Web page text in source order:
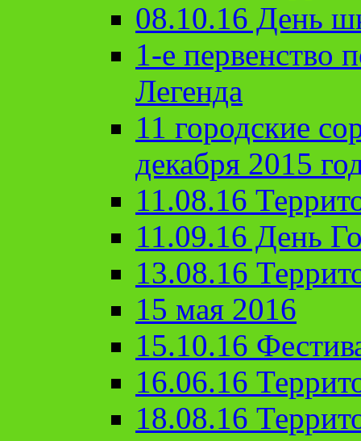
08.10.16 День
1-е первенство
Легенда
11 городские
декабря 2015
11.08.16
11.09.16 День
13.08.16
15 мая 2016
15.10.16
16.06.16
18.08.16